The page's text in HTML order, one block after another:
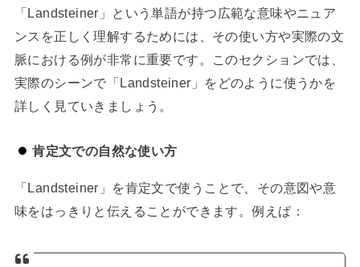
「Landsteiner」という単語が持つ広範な意味やニュア
ンスを正しく理解するためには、その使い方や実際の文
脈における例が非常に重要です。このセクションでは、
実際のシーンで「Landsteiner」をどのように使うかを
詳しく見ていきましょう。
肯定文での自然な使い方
「Landsteiner」を肯定文で使うことで、その意図や意
味をはっきりと伝えることができます。例えば：